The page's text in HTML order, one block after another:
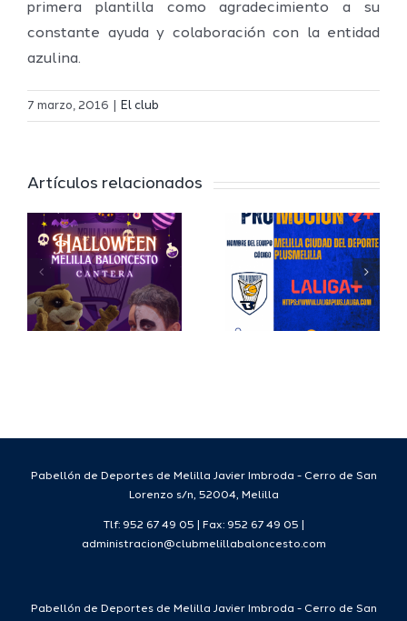
primera plantilla como agradecimiento a su
constante ayuda y colaboración con la entidad
azulina.
7 marzo, 2016 El club
Artículos relacionados
Auday
continua
en la
del Club
Pabellón de Deportes de Melilla Javier Imbroda - Cerro de San
Lorenzo s/n, 52004, Melilla
Tlf: 952 67 49 05 | Fax: 952 67 49 05 |
administracion@clubmelillabaloncesto.com
Pabellón de Deportes de Melilla Javier Imbroda - Cerro de San